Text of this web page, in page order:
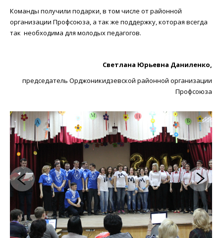
Команды получили подарки, в том числе от районной
организации Профсоюза, а так же поддержку, которая всегда
так необходима для молодых педагогов.
Светлана Юрьевна Даниленко,
председатель Орджоникидзевской районной организации
Профсоюза